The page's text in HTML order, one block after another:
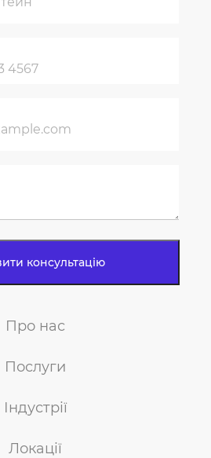
Про нас
Послуги
Індустрії
Локації